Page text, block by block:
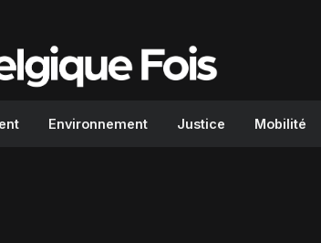
Environnement Justice Mobilité